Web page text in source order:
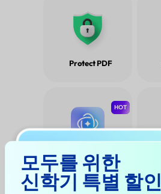
Protect PDF
AI Assistant
HOT
모두를 위한
신학기 특별 할인